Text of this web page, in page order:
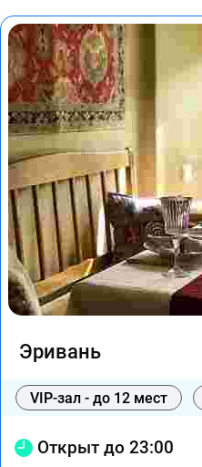
Эривань
VIP-зал - до 12 мест
Открыт до 23:00